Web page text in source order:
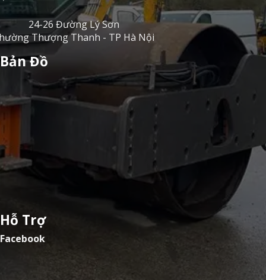
24-26 Đường Lý Sơn
Thượng Thanh - TP Hà Nội
Bản Đồ
Hỗ Trợ
Facebook